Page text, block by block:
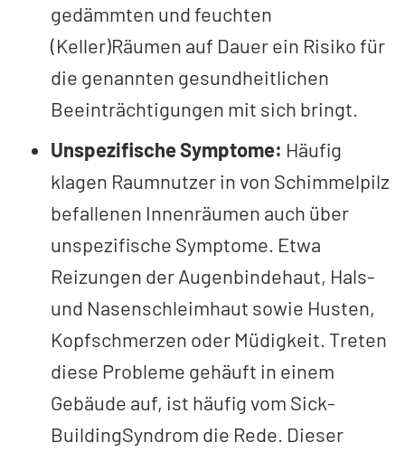
gedämmten und feuchten
(Keller­)Räumen auf Dauer ein Risiko für
die genannten gesundheitlichen
Beeinträchtigungen mit sich bringt.
Unspezifische Symptome: Häufig
klagen Raumnutzer in von Schimmelpilz
befallenen Innenräumen auch über
unspezifische Symptome. Etwa
Reizungen der Augenbindehaut­, Hals­
und Nasenschleimhaut sowie Husten,
Kopfschmerzen oder Müdigkeit. Treten
diese Probleme gehäuft in einem
Gebäude auf, ist häufig vom Sick­
Building­Syndrom die Rede. Dieser